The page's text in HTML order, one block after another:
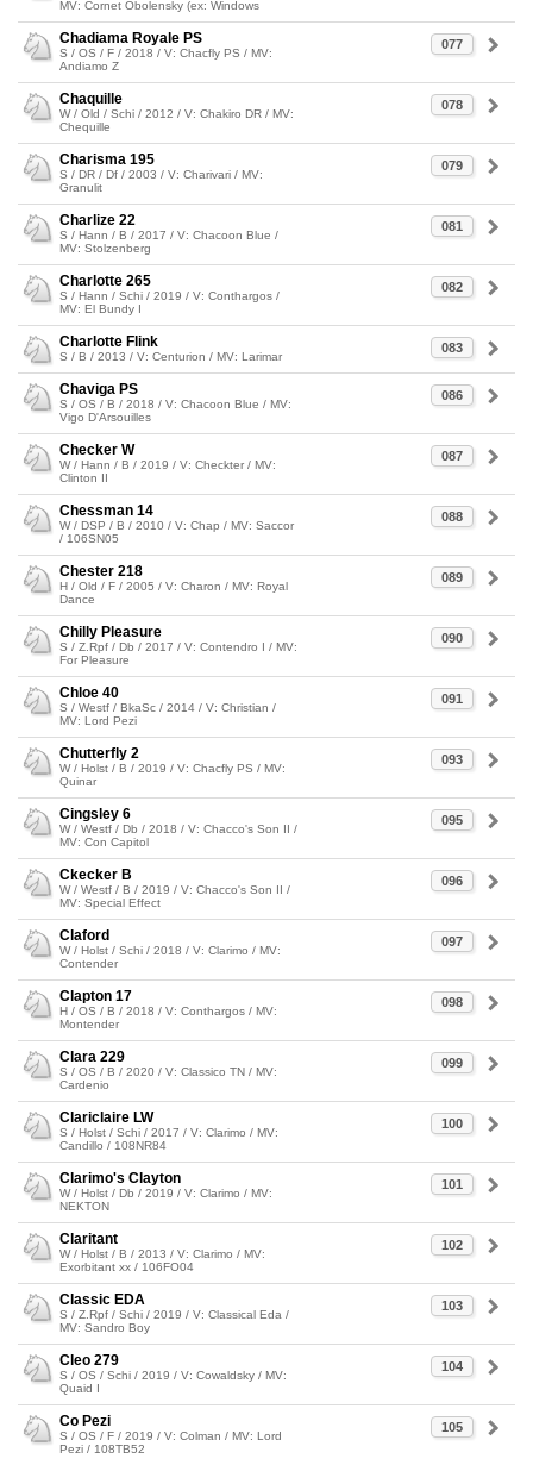
MV: Cornet Obolensky (ex: Windows
077
Chadiama Royale PS
S / OS / F / 2018 / V: Chacfly PS / MV:
Andiamo Z
078
Chaquille
W / Old / Schi / 2012 / V: Chakiro DR / MV:
Chequille
079
Charisma 195
S / DR / Df / 2003 / V: Charivari / MV:
Granulit
081
Charlize 22
S / Hann / B / 2017 / V: Chacoon Blue /
MV: Stolzenberg
082
Charlotte 265
S / Hann / Schi / 2019 / V: Conthargos /
MV: El Bundy I
083
Charlotte Flink
S / B / 2013 / V: Centurion / MV: Larimar
086
Chaviga PS
S / OS / B / 2018 / V: Chacoon Blue / MV:
Vigo D'Arsouilles
087
Checker W
W / Hann / B / 2019 / V: Checkter / MV:
Clinton II
088
Chessman 14
W / DSP / B / 2010 / V: Chap / MV: Saccor
/ 106SN05
089
Chester 218
H / Old / F / 2005 / V: Charon / MV: Royal
Dance
090
Chilly Pleasure
S / Z.Rpf / Db / 2017 / V: Contendro I / MV:
For Pleasure
091
Chloe 40
S / Westf / BkaSc / 2014 / V: Christian /
MV: Lord Pezi
093
Chutterfly 2
W / Holst / B / 2019 / V: Chacfly PS / MV:
Quinar
095
Cingsley 6
W / Westf / Db / 2018 / V: Chacco's Son II /
MV: Con Capitol
096
Ckecker B
W / Westf / B / 2019 / V: Chacco's Son II /
MV: Special Effect
097
Claford
W / Holst / Schi / 2018 / V: Clarimo / MV:
Contender
098
Clapton 17
H / OS / B / 2018 / V: Conthargos / MV:
Montender
099
Clara 229
S / OS / B / 2020 / V: Classico TN / MV:
Cardenio
100
Clariclaire LW
S / Holst / Schi / 2017 / V: Clarimo / MV:
Candillo / 108NR84
101
Clarimo's Clayton
W / Holst / Db / 2019 / V: Clarimo / MV:
NEKTON
102
Claritant
W / Holst / B / 2013 / V: Clarimo / MV:
Exorbitant xx / 106FO04
103
Classic EDA
S / Z.Rpf / Schi / 2019 / V: Classical Eda /
MV: Sandro Boy
104
Cleo 279
S / OS / Schi / 2019 / V: Cowaldsky / MV:
Quaid I
105
Co Pezi
S / OS / F / 2019 / V: Colman / MV: Lord
Pezi / 108TB52